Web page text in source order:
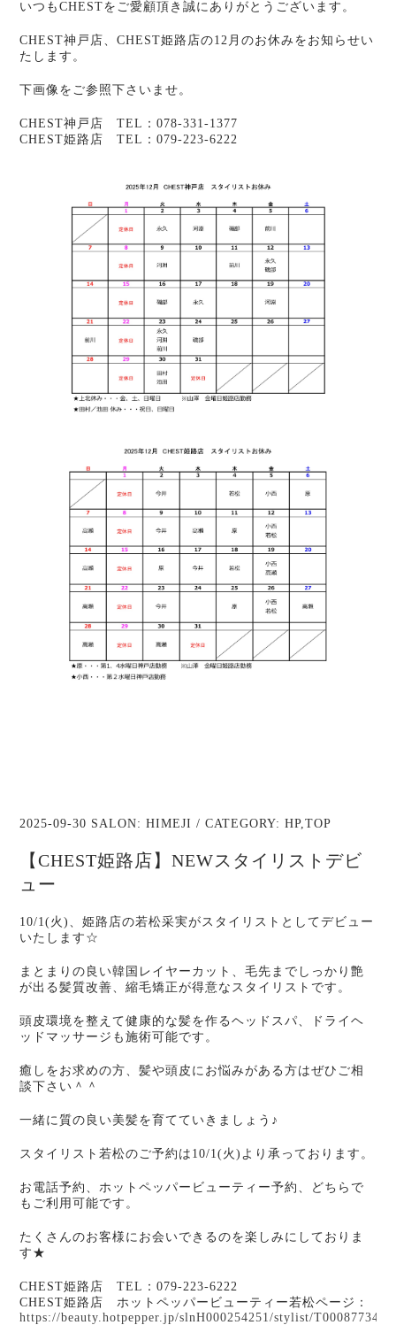
いつもCHESTをご愛顧頂き誠にありがとうございます。
CHEST神戸店、CHEST姫路店の12月のお休みをお知らせい
たします。
下画像をご参照下さいませ。
CHEST神戸店 TEL：078-331-1377
CHEST姫路店 TEL：079-223-6222
2025-09-30 SALON:HIMEJI / CATEGORY:HP,TOP
【CHEST姫路店】NEWスタイリストデビ
ュー
10/1(火)、姫路店の若松采実がスタイリストとしてデビュー
いたします☆
まとまりの良い韓国レイヤーカット、毛先までしっかり艶
が出る髪質改善、縮毛矯正が得意なスタイリストです。
頭皮環境を整えて健康的な髪を作るヘッドスパ、ドライヘ
ッドマッサージも施術可能です。
癒しをお求めの方、髪や頭皮にお悩みがある方はぜひご相
談下さい＾＾
一緒に質の良い美髪を育てていきましょう♪
スタイリスト若松のご予約は10/1(火)より承っております。
お電話予約、ホットペッパービューティー予約、どちらで
もご利用可能です。
たくさんのお客様にお会いできるのを楽しみにしておりま
す★
CHEST姫路店 TEL：079-223-6222
CHEST姫路店 ホットペッパービューティー若松ページ：
https://beauty.hotpepper.jp/slnH000254251/stylist/T000877348/